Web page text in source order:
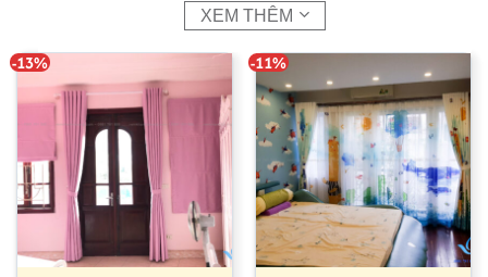
“SỰ HÀI LÒNG QUÝ KHÁCH LÀ THƯỚC ĐO CHO
SẢN PHẨM VÀ PHÁT TRIỂN CỦA KHÁNH ĐƯỜNG’’
NÓI THẬT – LÀM THẬT – SẢN PHẨM THẬT
XEM THÊM
-13% -11%